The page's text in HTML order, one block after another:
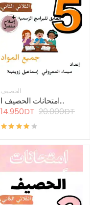
الحصيف
امتحانات الحصيف ا...
14.950DT 20.000DT